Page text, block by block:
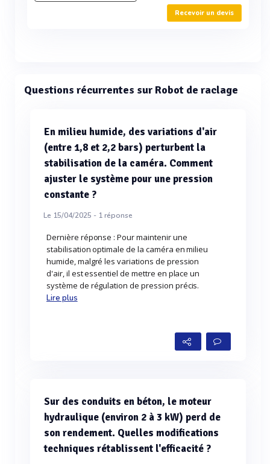
Recevoir un devis
Questions récurrentes sur Robot de raclage
En milieu humide, des variations d'air
(entre 1,8 et 2,2 bars) perturbent la
stabilisation de la caméra. Comment
ajuster le système pour une pression
constante ?
Le 15/04/2025 - 1réponse
Dernière réponse : Pour maintenir une
stabilisation optimale de la caméra en milieu
humide, malgré les variations de pression
d'air, il est essentiel de mettre en place un
système de régulation de pression précis.
Lire plus
Sur des conduits en béton, le moteur
hydraulique (environ 2 à 3 kW) perd de
son rendement. Quelles modifications
techniques rétablissent l'efficacité ?